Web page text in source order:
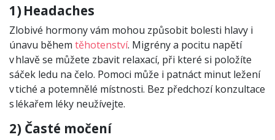
1) Headaches
Zlobivé hormony vám mohou způsobit bolesti hlavy i
únavu během těhotenství. Migrény a pocitu napětí
v hlavě se můžete zbavit relaxací, při které si položíte
sáček ledu na čelo. Pomoci může i patnáct minut ležení
v tiché a potemnělé místnosti. Bez předchozí konzultace
s lékařem léky neužívejte.
2) Časté močení